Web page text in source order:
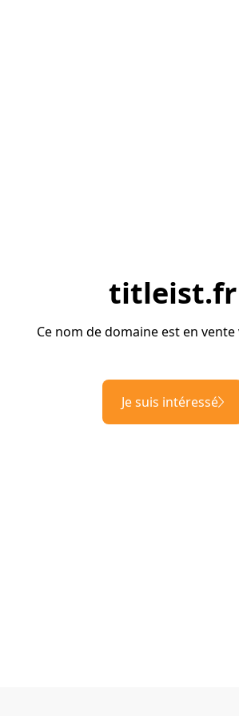
titleist.fr
Ce nom de domaine est en vente
Je suis intéressé